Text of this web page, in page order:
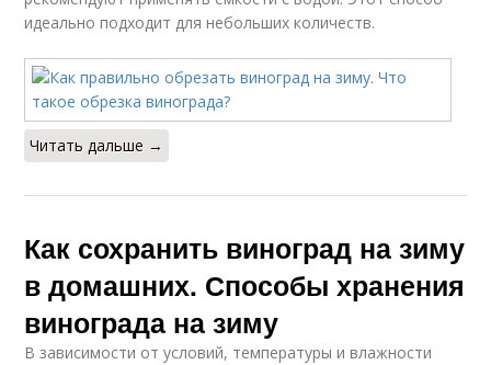
идеально подходит для небольших количеств.
Читать дальше →
Как сохранить виноград на зиму
в домашних. Способы хранения
винограда на зиму
В зависимости от условий, температуры и влажности